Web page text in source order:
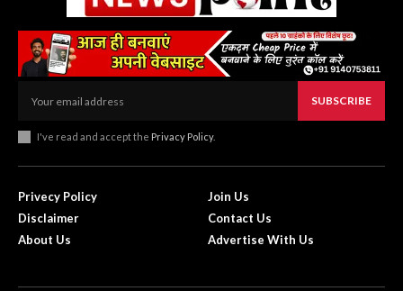
SUBSCRIBE
I've read and accept the Privacy Policy.
Privecy Policy
Disclaimer
About Us
Join Us
Contact Us
Advertise With Us